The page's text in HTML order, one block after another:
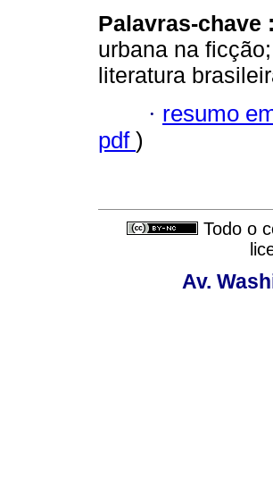
Palavras-chave :
urbana na
literatura
· resumo
pdf )
Todo o
Av.